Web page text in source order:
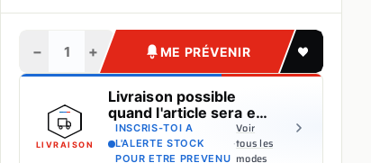
− + ME PRÉVENIR
LIVRAISON
Livraison possible
quand l'article sera en
stock
INSCRIS-TOI A
L'ALERTE STOCK
POUR ETRE PREVENU
·
Voir
tous les
modes